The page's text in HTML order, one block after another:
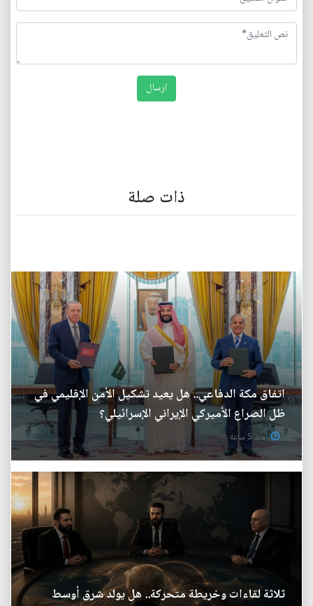
ذات صلة
اتفاق مكة الدفاعي.. هل يعيد تشكيل الأمن الإقليمي في
ظل الصراع الأميركي الإيراني الإسرائيلي؟
منذ 5 ساعة
ثلاثة لقاءات وخريطة متحركة.. هل يولد شرق أوسط